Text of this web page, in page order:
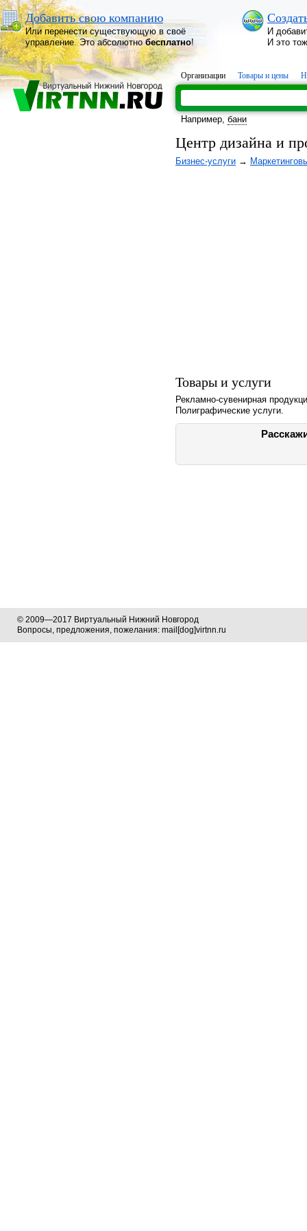
Добавить свою компанию
Или перенести существующую в своё
управление. Это абсолютнобесплатно!
И
И это
Организации Товары и цены
Например, бани
Центр дизайна и
Бизнес-услуги →
Товары и услуги
Рекламно-сувенирная
Полиграфические услуги.
© 2009—2017 Виртуальный Нижний Новгород
Вопросы, предложения, пожелания: mail[dog]virtnn.ru